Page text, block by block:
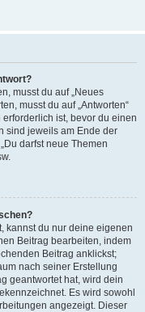
musst du auf „Neues
musst du auf „Antworten“
ist, bevor du einen
sind jeweils am Ende der
darfst neue Themen
kannst du nur deine eigenen
Beitrag bearbeiten, indem
Beitrag anklickst;
nach seiner Erstellung
geantwortet hat, wird dein
Es wird sowohl
angezeigt. Dieser